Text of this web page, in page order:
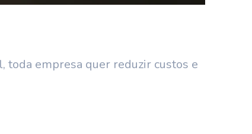
toda empresa quer reduzir custos e